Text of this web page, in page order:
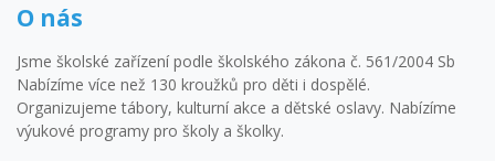
O nás
Jsme školské zařízení podle školského zákona č. 561/2004 Sb
Nabízíme více než 130 kroužků pro děti i dospělé.
Organizujeme tábory, kulturní akce a dětské oslavy. Nabízíme
výukové programy pro školy a školky.